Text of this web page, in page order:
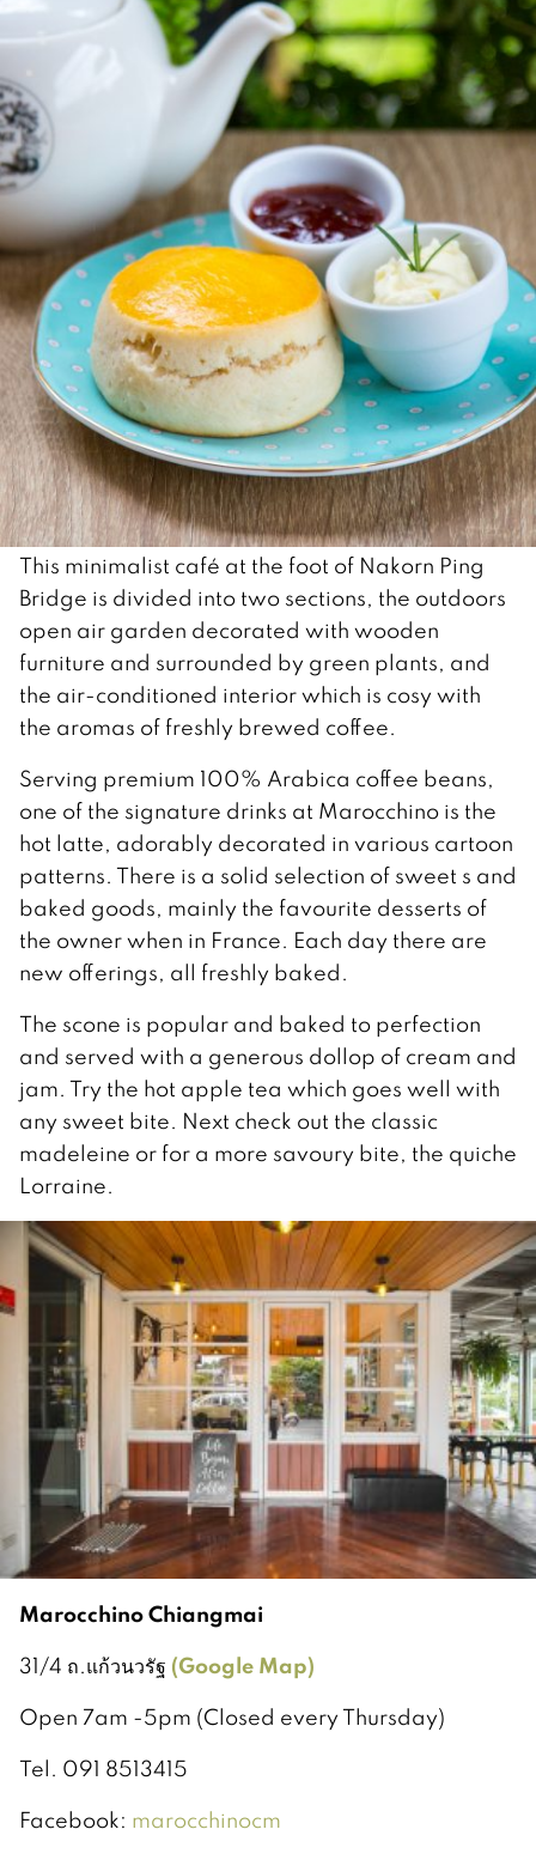
This minimalist café at the foot of Nakorn Ping
Bridge is divided into two sections, the outdoors
open air garden decorated with wooden
furniture and surrounded by green plants, and
the air-conditioned interior which is cosy with
the aromas of freshly brewed coffee.
Serving premium 100% Arabica coffee beans,
one of the signature drinks at Marocchino is the
hot latte, adorably decorated in various cartoon
patterns. There is a solid selection of sweet s and
baked goods, mainly the favourite desserts of
the owner when in France. Each day there are
new offerings, all freshly baked.
The scone is popular and baked to perfection
and served with a generous dollop of cream and
jam. Try the hot apple tea which goes well with
any sweet bite. Next check out the classic
madeleine or for a more savoury bite, the quiche
Lorraine.
Marocchino Chiangmai
31/4 ถ.แก้วนวรัฐ (Google Map)
Open 7am -5pm (Closed every Thursday)
Tel. 091 8513415
Facebook: marocchinocm